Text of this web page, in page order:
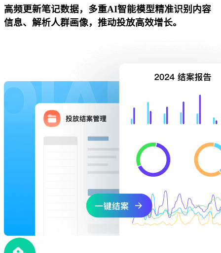
高频更新笔记数据，多重AI智能模型精准识别内容
信息、解析人群画像，推动投放高效增长。